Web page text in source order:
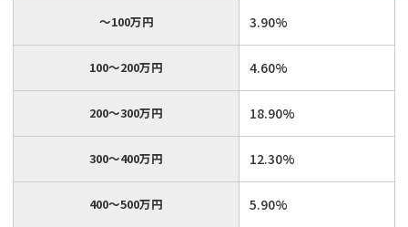
～100万円 3.90%
100～200万円 4.60%
200～300万円 18.90%
300～400万円 12.30%
400～500万円 5.90%
不動産の売却でお悩みならこちら
《現在営業中》お電話繋がります
0120-543-191 メール